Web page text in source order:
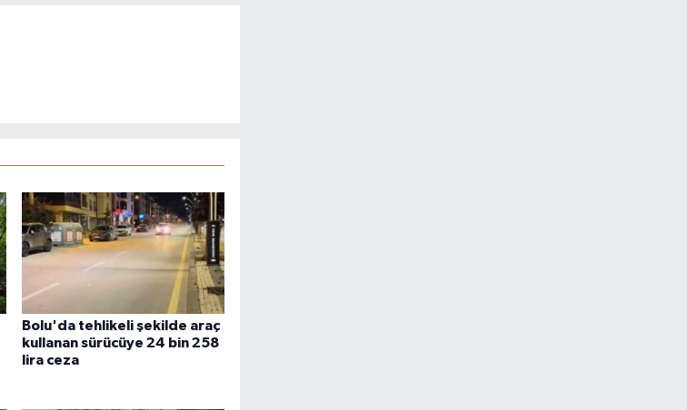
Bolu'da tehlikeli şekilde araç
kullanan sürücüye 24 bin 258
lira ceza